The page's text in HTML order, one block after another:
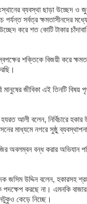
ব্যবস্থা ছাড়া উচ্ছেদ
পর্যন্ত সর্বত্র ক্ষমতাসীনদের
করে শত কোটি টাকার
শক্তিকে বিজয়ী করে
মানুষের জীবিকা এই তিনটি
আলী বলেন, নির্বিচারে
মাধ্যমে নগরে সুষ্ঠু
অবলম্বন বন্ধ করার অভিযান
জসিম উদ্দিন বলেন, হকারসহ
করছে না। এমনকি
কেড়ে নিচ্ছে।